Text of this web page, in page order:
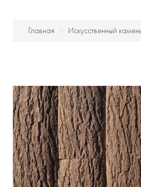
Декоративные элементы
Тротуарная плитка
Террасная доска
Ступени
Главная Искусственный